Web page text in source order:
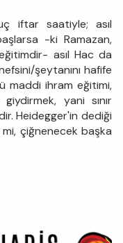
iftar saatiyle; asıl
-ki Ramazan,
asıl Hac da
şeytanını hafife
maddi ihram eğitimi,
yani sınır
Heidegger'in dediği
mi, çiğnenecek başka